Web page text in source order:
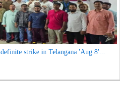
strike in Telangana 'Aug 8'...